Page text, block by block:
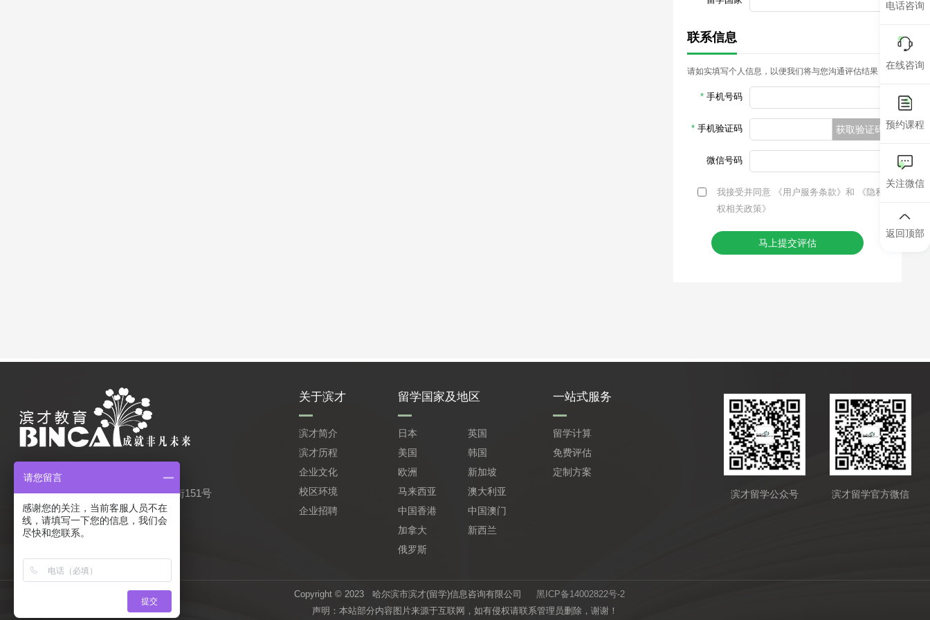
联系信息
请如实填写个人信息，以便我们将与您沟通评估结果
* 手机号码
* 手机验证码 获取验证码
微信号码
我接受并同意 《用户服务条款》和
《隐私
权相关政策》
马上提交评估
客服电话：
公司地址：哈尔滨市南岗区西大直街151号
关于滨才
滨才简介
滨才历程
企业文化
校区环境
企业招聘
留学国家及地区
日本
英国
美国
韩国
欧洲
新加坡
马来西亚
澳大利亚
中国香港
中国澳门
加拿大
新西兰
俄罗斯
一站式服务
留学计算
免费评估
定制方案
滨才留学公众号
滨才留学官方微信
Copyright © 2023 哈尔滨市滨才(留学)信息咨询有限公司
黑ICP备14002822号-2
声明：本站部分内容图片来源于互联网，如有侵权请联系管理员删除，谢谢！
电话咨询
在线咨询
预约课程
关注微信
返回顶部
请您留言
感谢您的关注，当前客服人员不在
线，请填写一下您的信息，我们会
尽快和您联系。
提交